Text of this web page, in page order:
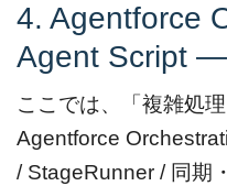
4. Agentforce
Agent Script
ここでは、「複雑処
Agentforce
/ StageRunner / 同期